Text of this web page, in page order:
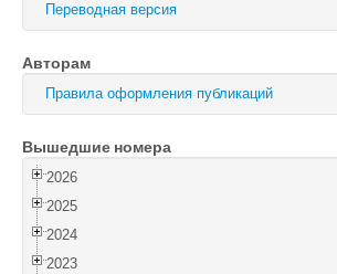
Физика и техника полупроводников
Оптика и спектроскопия
Поиск
Войти
Переводная версия
Авторам
Правила оформления публикаций
Вышедшие номера
2026
2025
2024
2023